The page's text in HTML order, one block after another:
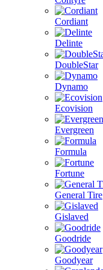
Cordiant
Delinte
DoubleStar
Dynamo
Ecovision
Evergreen
Formula
Fortune
General Tire
Gislaved
Goodride
Goodyear